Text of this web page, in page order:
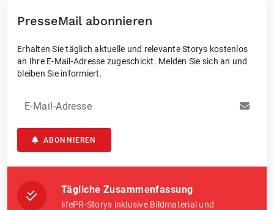
PresseMail abonnieren
Erhalten Sie täglich aktuelle und relevante Storys kostenlos
an Ihre E-Mail-Adresse zugeschickt. Melden Sie sich an und
bleiben Sie informiert.
E-Mail-Adresse
ABONNIEREN
Tägliche Zusammenfassung
lifePR-Storys inklusive Bildmaterial und